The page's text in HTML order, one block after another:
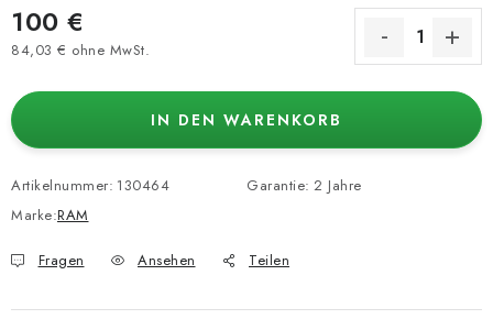
100 €
84,03 € ohne MwSt.
IN DEN WARENKORB
Artikelnummer: 130464
Marke:RAM
Garantie: 2 Jahre
Fragen Ansehen Teilen